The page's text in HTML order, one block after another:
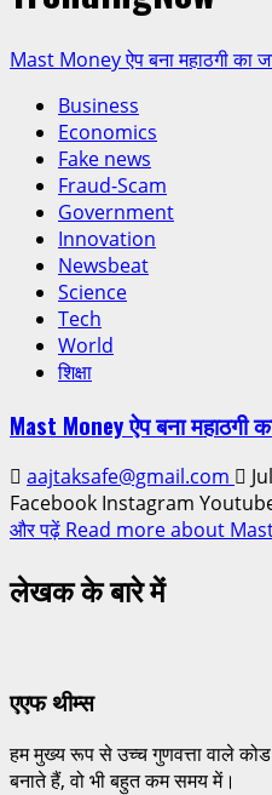
Mast Money ऐप बना महाठगी का
Business
Economics
Fake news
Fraud-Scam
Government
Innovation
Newsbeat
Science
Tech
World
शिक्षा
Mast Money ऐप बना महाठगी
aajtaksafe@gmail.com
Facebook Instagram Youtube
और पढ़ें Read more about Mast
लेखक के बारे में
एएफ थीम्स
हम मुख्य रूप से उच्च गुणवत्ता वाले
बनाते हैं, वो भी बहुत कम समय में।